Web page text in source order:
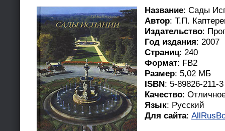
Название: Сады
Автор: Т.П.
Издательство:
Год издания: 2007
Страниц: 240
Формат: FB2
Размер: 5,02 МБ
ISBN: 5-89826-211-3
Качество:
Язык: Русский
Для сайта: